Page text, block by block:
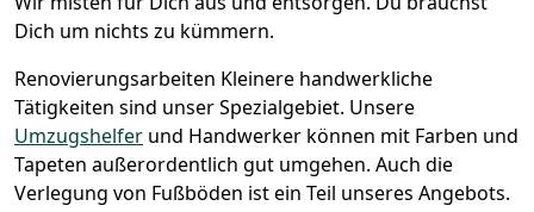
Dich um nichts zu kümmern.
Renovierungsarbeiten Kleinere handwerkliche
Tätigkeiten sind unser Spezialgebiet. Unsere
Umzugshelfer und Handwerker können mit Farben und
Tapeten außerordentlich gut umgehen. Auch die
Verlegung von Fußböden ist ein Teil unseres Angebots.